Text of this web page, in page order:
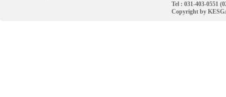
Tel : 031-403-0551
Copyright by